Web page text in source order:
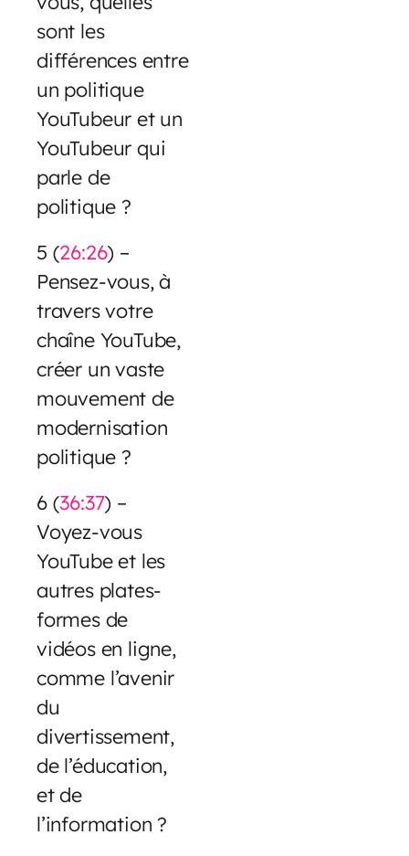
sont les
différences entre
un politique
YouTubeur et un
YouTubeur qui
parle de
politique ?
5 (26:26) –
Pensez-vous, à
travers votre
chaîne YouTube,
créer un vaste
mouvement de
modernisation
politique ?
6 (36:37) –
Voyez-vous
YouTube et les
autres plates-
formes de
vidéos en ligne,
comme l’avenir
du
divertissement,
de l’éducation,
et de
l’information ?